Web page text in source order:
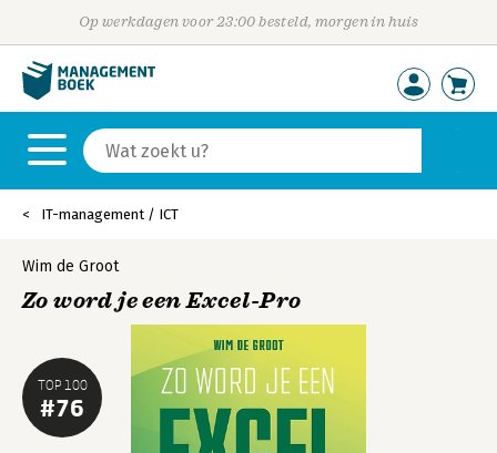
Op werkdagen voor 23:00 besteld, morgen in huis
IT-management / ICT
TOP 100
#76
Wim de Groot
Zo word je een Excel-Pro